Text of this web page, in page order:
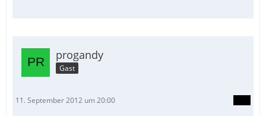
progandy
Gast
11. September 2012 um 20:00